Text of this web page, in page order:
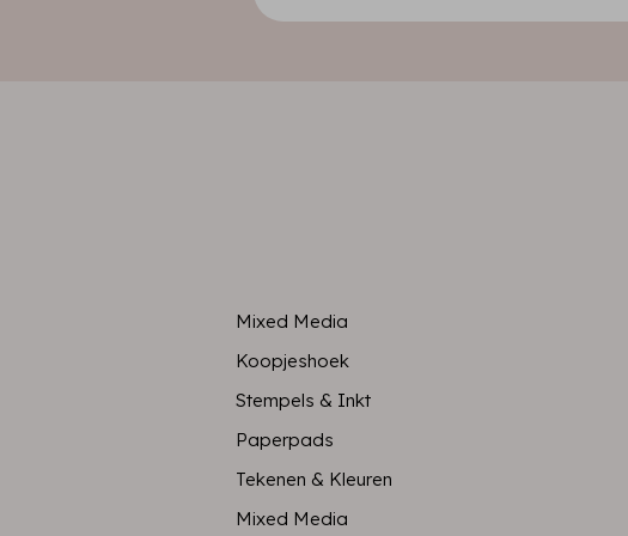
Mixed Media
Koopjeshoek
Stempels & Inkt
Paperpads
Tekenen & Kleuren
Mixed Media